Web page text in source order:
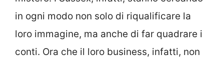
in ogni modo non solo di riqualificare la
loro immagine, ma anche di far quadrare i
conti. Ora che il loro business, infatti, non